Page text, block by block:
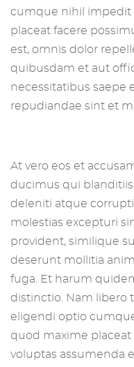
cumque nihil impedit
placeat facere
est, omnis dolor
quibusdam et aut
necessitatibus saepe
repudiandae sint et
At vero eos et
ducimus qui
deleniti atque
molestias excepturi
provident, similique
deserunt mollitia
fuga. Et harum
distinctio. Nam libero
eligendi optio
quod maxime placeat
voluptas assumenda